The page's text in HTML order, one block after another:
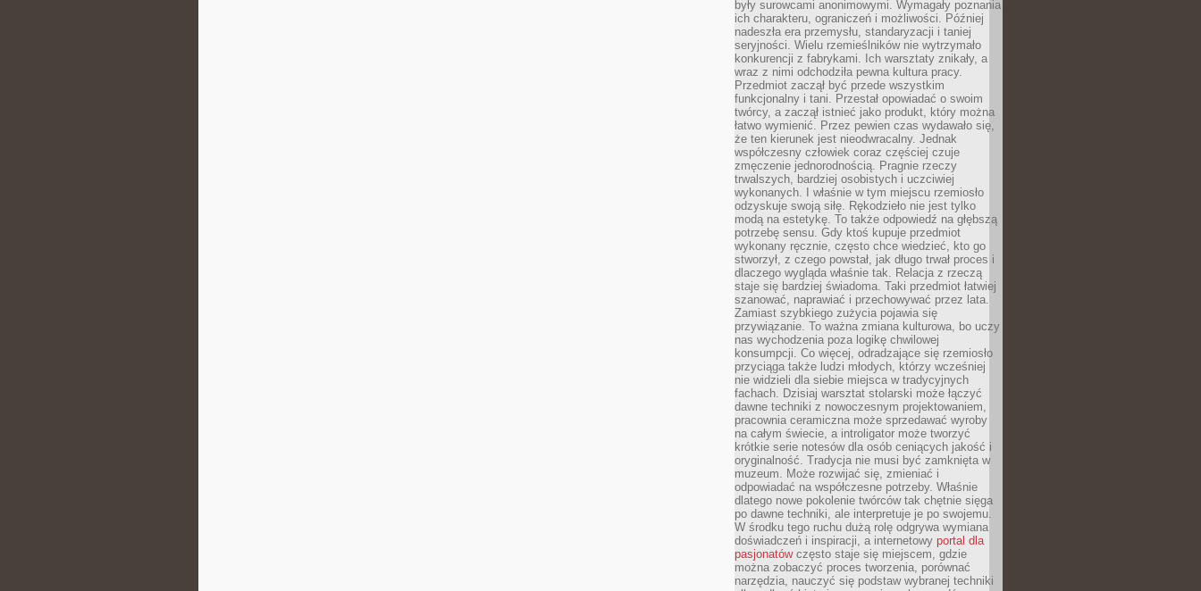
były surowcami anonimowymi. Wymagały poznania
ich charakteru, ograniczeń i możliwości. Później
nadeszła era przemysłu, standaryzacji i taniej
seryjności. Wielu rzemieślników nie wytrzymało
konkurencji z fabrykami. Ich warsztaty znikały, a
wraz z nimi odchodziła pewna kultura pracy.
Przedmiot zaczął być przede wszystkim
funkcjonalny i tani. Przestał opowiadać o swoim
twórcy, a zaczął istnieć jako produkt, który można
łatwo wymienić. Przez pewien czas wydawało się,
że ten kierunek jest nieodwracalny. Jednak
współczesny człowiek coraz częściej czuje
zmęczenie jednorodnością. Pragnie rzeczy
trwalszych, bardziej osobistych i uczciwiej
wykonanych. I właśnie w tym miejscu rzemiosło
odzyskuje swoją siłę. Rękodzieło nie jest tylko
modą na estetykę. To także odpowiedź na głębszą
potrzebę sensu. Gdy ktoś kupuje przedmiot
wykonany ręcznie, często chce wiedzieć, kto go
stworzył, z czego powstał, jak długo trwał proces i
dlaczego wygląda właśnie tak. Relacja z rzeczą
staje się bardziej świadoma. Taki przedmiot łatwiej
szanować, naprawiać i przechowywać przez lata.
Zamiast szybkiego zużycia pojawia się
przywiązanie. To ważna zmiana kulturowa, bo uczy
nas wychodzenia poza logikę chwilowej
konsumpcji. Co więcej, odradzające się rzemiosło
przyciąga także ludzi młodych, którzy wcześniej
nie widzieli dla siebie miejsca w tradycyjnych
fachach. Dzisiaj warsztat stolarski może łączyć
dawne techniki z nowoczesnym projektowaniem,
pracownia ceramiczna może sprzedawać wyroby
na całym świecie, a introligator może tworzyć
krótkie serie notesów dla osób ceniących jakość i
oryginalność. Tradycja nie musi być zamknięta w
muzeum. Może rozwijać się, zmieniać i
odpowiadać na współczesne potrzeby. Właśnie
dlatego nowe pokolenie twórców tak chętnie sięga
po dawne techniki, ale interpretuje je po swojemu.
W środku tego ruchu dużą rolę odgrywa wymiana
doświadczeń i inspiracji, a internetowy portal dla
pasjonatówczęsto staje się miejscem, gdzie
można zobaczyć proces tworzenia, porównać
narzędzia, nauczyć się podstaw wybranej techniki